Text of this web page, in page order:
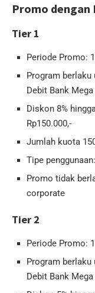
Promo
Tier 1
Periode Promo:
Program berlaku
Debit Bank Mega
Diskon 8%
Rp150.000,-
Jumlah kuota
Tipe
Promo tidak
corporate
Tier 2
Periode Promo:
Program berlaku
Debit Bank Mega